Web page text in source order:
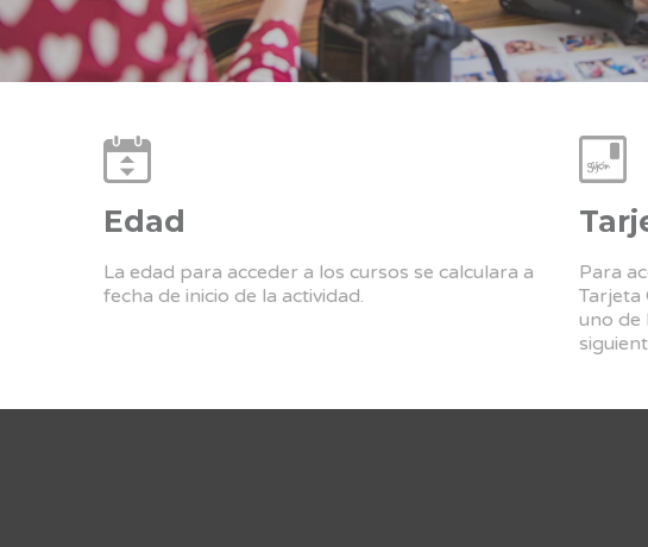
Edad
La edad para acceder a los cursos se calculara a
fecha de inicio de la actividad.
Para
Tarjeta
uno de